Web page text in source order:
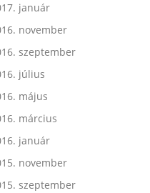
január
november
szeptember
július
május
március
január
november
szeptember